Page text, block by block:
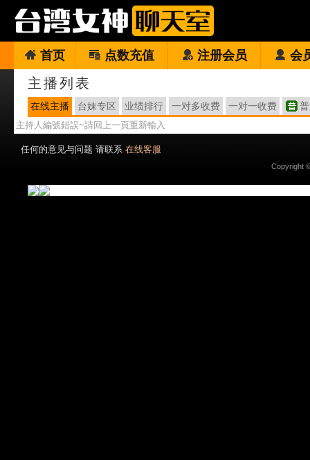
首页 点数充值 注册会员 会
主播列表
在线主播 台妹专区 业绩排行 一对多收费 一对一收费
主持人編號錯誤~請回上一頁重新輸入
任何的意见与问题 请联系 在线客服
Copyright